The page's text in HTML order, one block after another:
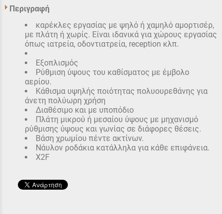
Περιγραφή
καρέκλες εργασίας με ψηλό ή χαμηλό αμορτισέρ,
με πλάτη ή χωρίς. Είναι ιδανικά για χώρους εργασίας
όπως ιατρεία, οδοντιατρεία, reception κλπ.
Εξοπλισμός
Ρύθμιση ύψους του καθίσματος με έμβολο
αερίου.
Κάθισμα υψηλής ποιότητας πολυουρεθάνης για
άνετη πολύωρη χρήση
Διαθέσιμο και με υποπόδιο
Πλάτη μικρού ή μεσαίου ύψους με μηχανισμό
ρύθμισης ύψους και γωνίας σε διάφορες θέσεις.
Βάση χρωμίου πέντε ακτίνων.
Νάυλον ροδάκια κατάλληλα για κάθε επιφάνεια.
X2F